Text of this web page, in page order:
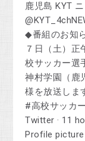
鹿児島 KYT
◆番組のお知
７日（土）正
校サッカー
神村学園（鹿
様を放送しま
#高校サッカ
Twitter · 11
Profile